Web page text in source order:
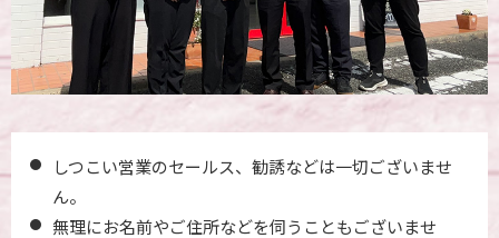
しつこい営業のセールス、勧誘などは一切ございませ
ん。
無理にお名前やご住所などを伺うこともございませ